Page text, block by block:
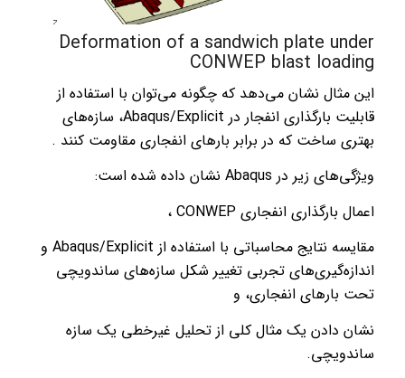
Deformation of a sandwich plate under
CONWEP blast loading
این مثال نشان می‌دهد که چگونه می‌توان با استفاده از
قابلیت بارگذاری انفجار در Abaqus/Explicit، سازه‌های
بهتری ساخت که در برابر بارهای انفجاری مقاومت کنند .
ویژگی‌های زیر در Abaqus نشان داده شده است:
اعمال بارگذاری انفجاری CONWEP ،
مقایسه نتایج محاسباتی با استفاده از Abaqus/Explicit و
اندازه‌گیری‌های تجربی تغییر شکل سازه‌های ساندویچی
تحت بارهای انفجاری، و
نشان دادن یک مثال کلی از تحلیل غیرخطی یک سازه
ساندویچی.